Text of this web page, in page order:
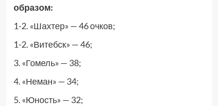
образом:
1-2. «Шахтер» — 46 очков;
1-2. «Витебск» — 46;
3. «Гомель» — 38;
4. «Неман» — 34;
5. «Юность» — 32;